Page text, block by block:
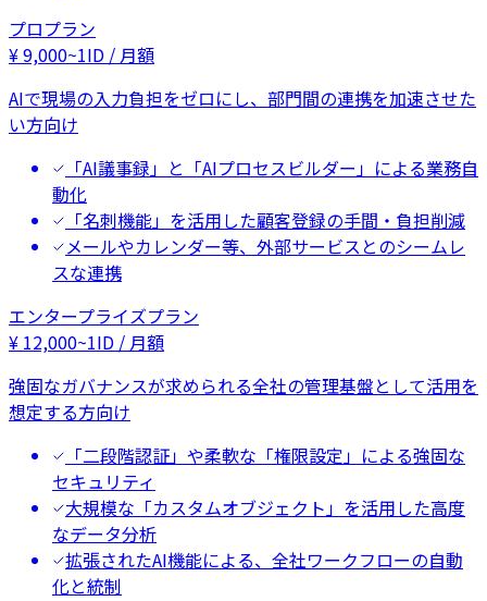
プロプラン
¥9,000~1ID / 月額
AIで現場の入力負担をゼロにし、部門間の連携を加速させた
い方向け
「AI議事録」と「AIプロセスビルダー」による業務自
動化
「名刺機能」を活用した顧客登録の手間・負担削減
メールやカレンダー等、外部サービスとのシームレ
スな連携
エンタープライズプラン
¥ 12,000~1ID / 月額
強固なガバナンスが求められる全社の管理基盤として活用を
想定する方向け
「二段階認証」や柔軟な「権限設定」による強固な
セキュリティ
大規模な「カスタムオブジェクト」を活用した高度
なデータ分析
拡張されたAI機能による、全社ワークフローの自動
化と統制